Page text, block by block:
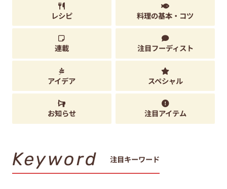
レシピ 料理の基本・コツ
連載 注目フーディスト
アイデア スペシャル
お知らせ 注目アイテム
Keyword 注目キーワード